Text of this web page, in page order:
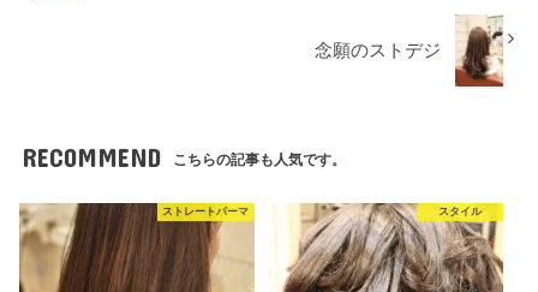
念願のストデジ
RECOMMEND こちらの記事も人気です。
ストレートパーマ スタイル